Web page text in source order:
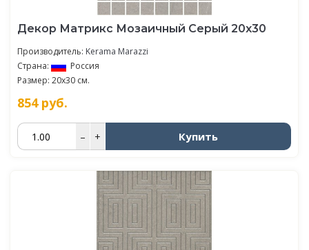
Декор Матрикс Мозаичный Серый 20х30
Производитель: Kerama Marazzi
Страна:
Россия
Размер: 20x30 см.
854руб.
– + Купить